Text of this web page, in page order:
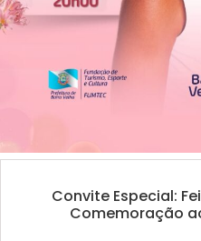
Convite Especial:
Comemoração